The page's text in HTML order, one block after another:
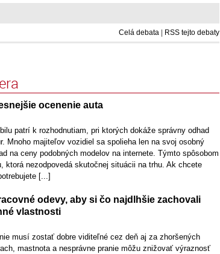
Celá debata RSS tejto debaty
ocenenie auta
patrí k rozhodnutiam, pri ktorých dokáže správny odhad
Mnoho majiteľov vozidiel sa spolieha len na svoj osobný
na ceny podobných modelov na internete. Týmto spôsobom
ktorá nezodpovedá skutočnej situácii na trhu. Ak chcete
[...]
odevy, aby si čo najdlhšie zachovali
vlastnosti
musí zostať dobre viditeľné cez deň aj za zhoršených
mastnota a nesprávne pranie môžu znižovať výraznosť